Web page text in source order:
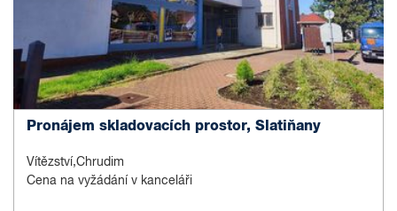
Pronájem skladovacích prostor, Slatiňany
Vítězství,Chrudim
Cena na vyžádání v kanceláři